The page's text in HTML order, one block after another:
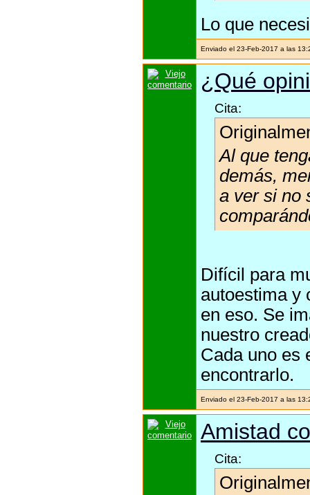
Lo que
Enviado el 23-Feb-2017 a las
¿Qué
Cita:
Al que
demás,
a ver si no
Difícil para
autoestima y
en eso. Se
nuestro
Cada uno es
encontrarlo.
Enviado el 23-Feb-2017 a las
Amistad
Cita: